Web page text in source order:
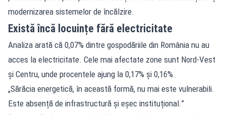
modernizarea sistemelor de încălzire.
Există încă locuințe fără electricitate
Analiza arată că 0,07% dintre gospodăriile din România nu au
acces la electricitate. Cele mai afectate zone sunt Nord-Vest
și Centru, unde procentele ajung la 0,17% și 0,16%.
„Sărăcia energetică, în această formă, nu mai este vulnerabili.
Este absență de infrastructură și eșec instituțional.”